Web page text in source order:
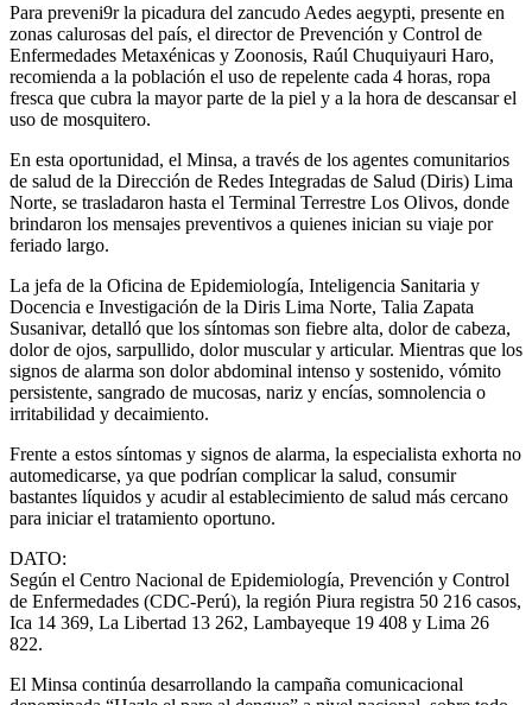
Para preveni9r la picadura del zancudo Aedes aegypti, presente en
zonas calurosas del país, el director de Prevención y Control de
Enfermedades Metaxénicas y Zoonosis, Raúl Chuquiyauri Haro,
recomienda a la población el uso de repelente cada 4 horas, ropa
fresca que cubra la mayor parte de la piel y a la hora de descansar el
uso de mosquitero.
En esta oportunidad, el Minsa, a través de los agentes comunitarios
de salud de la Dirección de Redes Integradas de Salud (Diris) Lima
Norte, se trasladaron hasta el Terminal Terrestre Los Olivos, donde
brindaron los mensajes preventivos a quienes inician su viaje por
feriado largo.
La jefa de la Oficina de Epidemiología, Inteligencia Sanitaria y
Docencia e Investigación de la Diris Lima Norte, Talia Zapata
Susanivar, detalló que los síntomas son fiebre alta, dolor de cabeza,
dolor de ojos, sarpullido, dolor muscular y articular. Mientras que los
signos de alarma son dolor abdominal intenso y sostenido, vómito
persistente, sangrado de mucosas, nariz y encías, somnolencia o
irritabilidad y decaimiento.
Frente a estos síntomas y signos de alarma, la especialista exhorta no
automedicarse, ya que podrían complicar la salud, consumir
bastantes líquidos y acudir al establecimiento de salud más cercano
para iniciar el tratamiento oportuno.
DATO:
Según el Centro Nacional de Epidemiología, Prevención y Control
de Enfermedades (CDC-Perú), la región Piura registra 50 216 casos,
Ica 14 369, La Libertad 13 262, Lambayeque 19 408 y Lima 26
822.
El Minsa continúa desarrollando la campaña comunicacional